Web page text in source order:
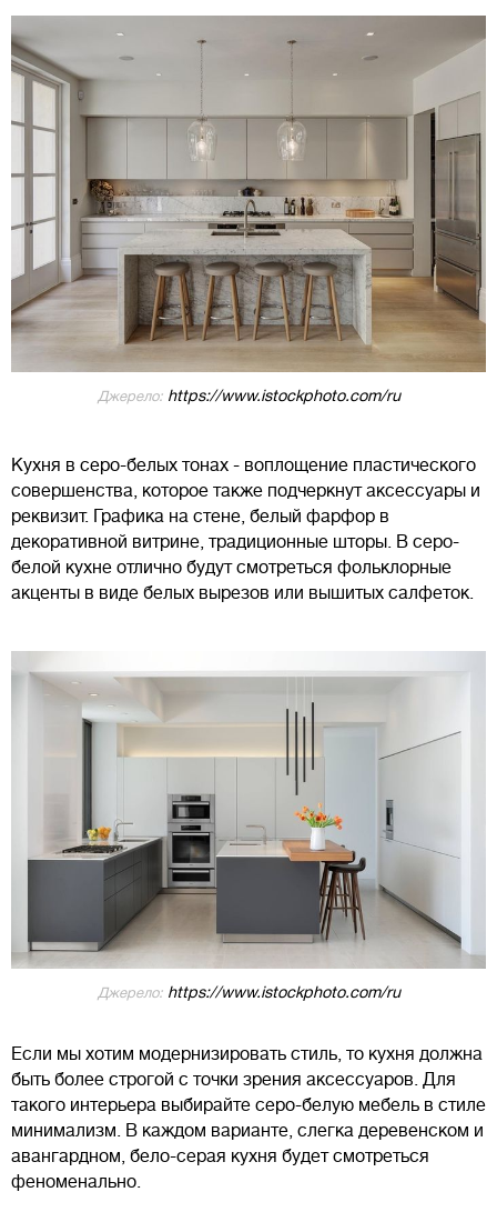
Джерело:https://www.istockphoto.com/ru
Кухня в серо-белых тонах - воплощение пластического
совершенства, которое также подчеркнут аксессуары и
реквизит. Графика на стене, белый фарфор в
декоративной витрине, традиционные шторы. В серо-
белой кухне отлично будут смотреться фольклорные
акценты в виде белых вырезов или вышитых салфеток.
Джерело:https://www.istockphoto.com/ru
Если мы хотим модернизировать стиль, то кухня должна
быть более строгой с точки зрения аксессуаров. Для
такого интерьера выбирайте серо-белую мебель в стиле
минимализм. В каждом варианте, слегка деревенском и
авангардном, бело-серая кухня будет смотреться
феноменально.